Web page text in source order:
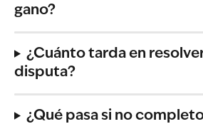
gano?
¿Cuánto tarda en
disputa?
¿Qué pasa si no